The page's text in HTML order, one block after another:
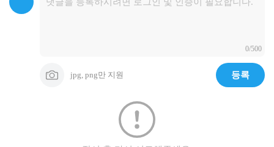
0/500
jpg, png만 지원 등록